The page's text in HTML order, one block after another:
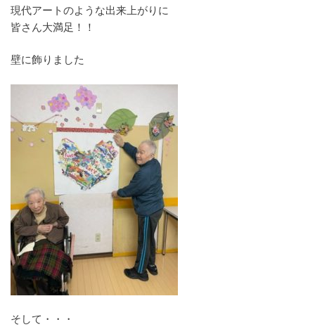
現代アートのような出来上がりに
皆さん大満足！！
壁に飾りました
そして・・・